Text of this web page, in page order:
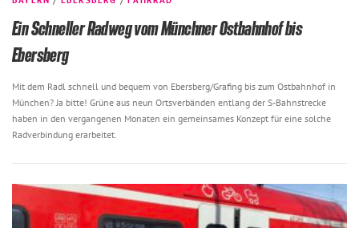
Ein Schneller Radweg vom Münchner Ostbahnhof bis
Ebersberg
Mit dem Radl schnell und bequem von Ebersberg/Grafing bis zum Ostbahnhof in
München? Ja bitte! Grüne aus neun Ortsverbänden entlang der S-Bahnstrecke
haben in den vergangenen Monaten ein gemeinsames Konzept für eine solche
Radverbindung erarbeitet.